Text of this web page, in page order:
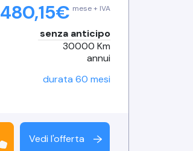
480,15€ mese + IVA
senza anticipo
30000 Km
annui
durata 60 mesi
Vedi l'offerta ↑